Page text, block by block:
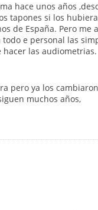
hace unos años
tapones si los
de España. Pero
e personal las
las audiometrias.
pero ya los
muchos años,